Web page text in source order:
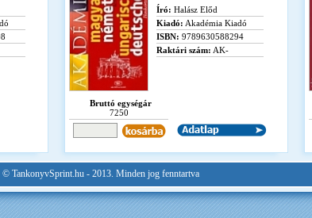
Író: Halász Előd
Kiadó: Akadémia Kiadó
ISBN: 9789630588294
Raktári szám: AK-
Bruttó egységár
7250
© TankonyvSprint.hu - 2013. Minden jog fenntartva